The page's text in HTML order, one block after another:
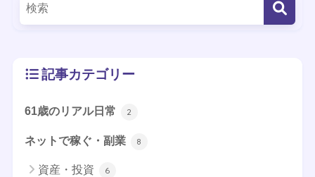
記事カテゴリー
61歳のリアル日常 2
ネットで稼ぐ・副業 8
資産・投資 6